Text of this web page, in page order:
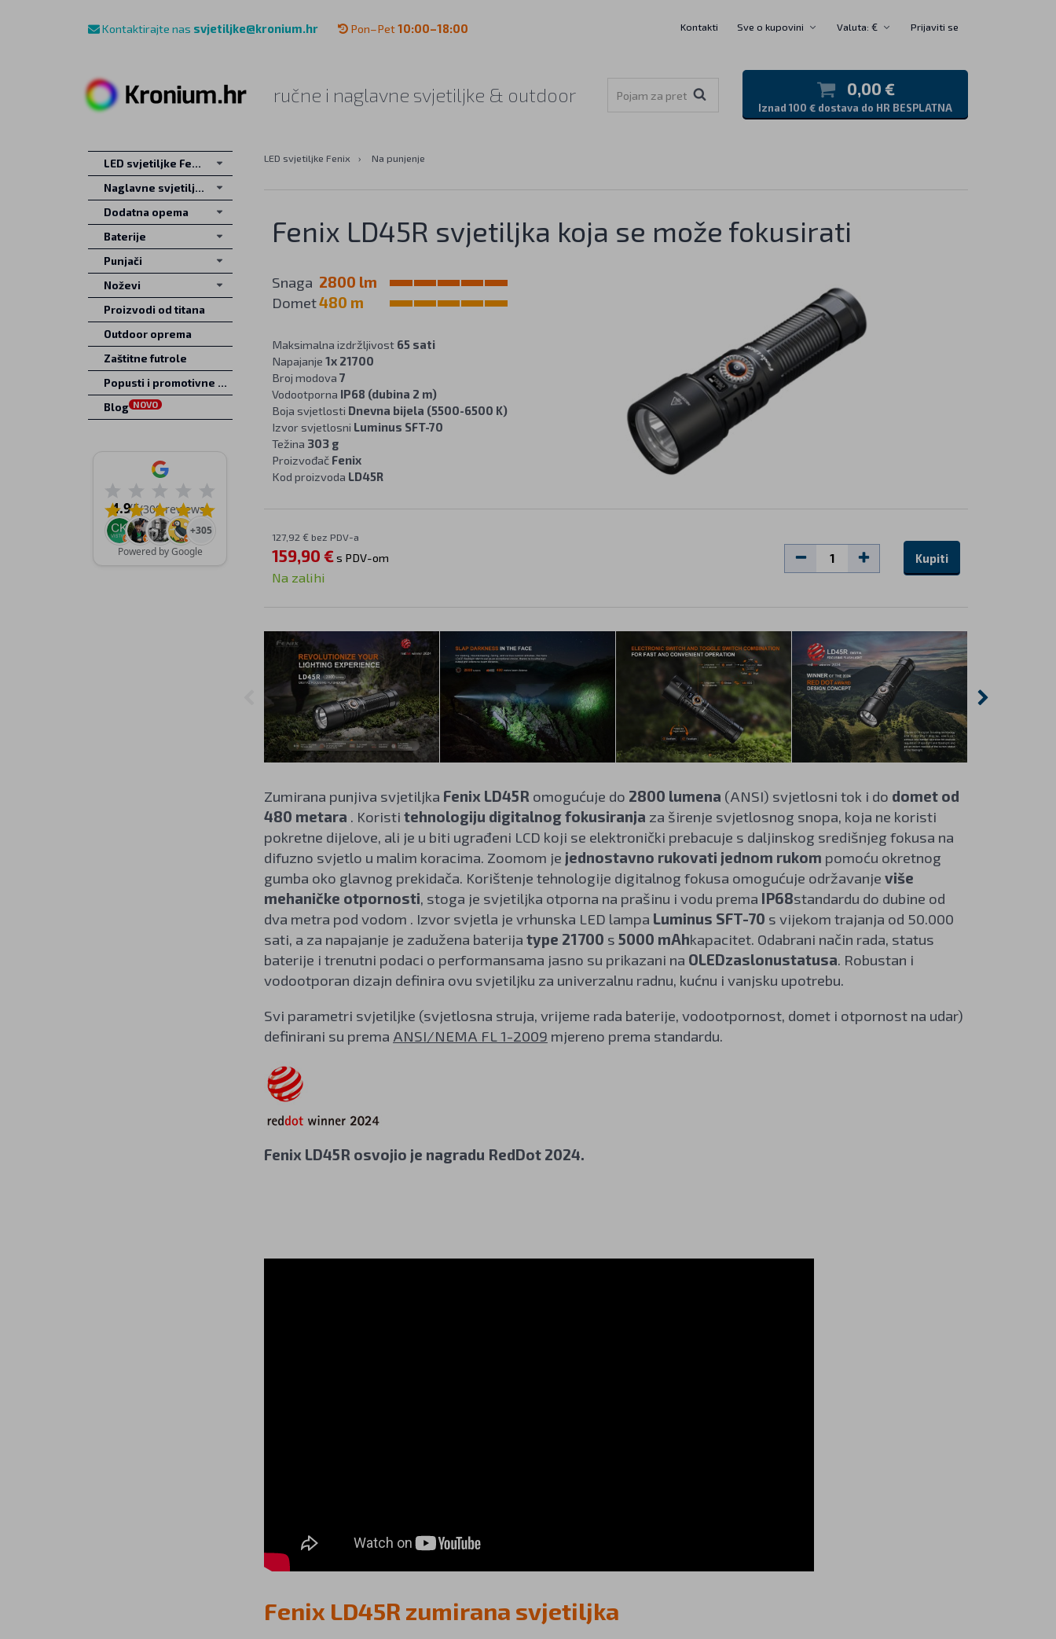
Kontaktirajte nas svjetiljke@kronium.hr Pon–Pet10:00–18:00 Kontakti Sve o kupovini Valuta: € Prijaviti se
ručne i naglavne svjetiljke & outdoor 0,00 €
Iznad 100 € dostava do HR BESPLATNA
LED svjetiljke Fenix › Na punjenje
Fenix LD45R svjetiljka koja se može fokusirati
Snaga 2800 lm
Domet480 m
Maksimalna izdržljivost 65 sati
Napajanje 1x 21700
Broj modova 7
Vodootporna IP68 (dubina 2 m)
Boja svjetlosti Dnevna bijela (5500-6500 K)
Izvor svjetlosni Luminus SFT-70
Težina 303 g
Proizvođač Fenix
Kod proizvoda LD45R
127,92 € bez PDV-a
159,90 €s PDV-om
Na zalihi
Kupiti
Zumirana punjiva svjetiljka Fenix LD45R omogućuje do 2800 lumena (ANSI) svjetlosni tok i do domet od
480 metara . Koristi tehnologiju digitalnog fokusiranja za širenje svjetlosnog snopa, koja ne koristi
pokretne dijelove, ali je u biti ugrađeni LCD koji se elektronički prebacuje s daljinskog središnjeg fokusa na
difuzno svjetlo u malim koracima. Zoomom je jednostavno rukovati jednom rukom pomoću okretnog
gumba oko glavnog prekidača. Korištenje tehnologije digitalnog fokusa omogućuje održavanje više
mehaničke otpornosti, stoga je svjetiljka otporna na prašinu i vodu prema IP68standardu do dubine od
dva metra pod vodom . Izvor svjetla je vrhunska LED lampa Luminus SFT-70 s vijekom trajanja od 50.000
sati, a za napajanje je zadužena baterija type 21700 s 5000 mAhkapacitet. Odabrani način rada, status
baterije i trenutni podaci o performansama jasno su prikazani na OLEDzaslonustatusa. Robustan i
vodootporan dizajn definira ovu svjetiljku za univerzalnu radnu, kućnu i vanjsku upotrebu.
Svi parametri svjetiljke (svjetlosna struja, vrijeme rada baterije, vodootpornost, domet i otpornost na udar)
definirani su prema ANSI/NEMA FL 1-2009 mjereno prema standardu.
Fenix LD45R osvojio je nagradu RedDot 2024.
Fenix LD45R zumirana svjetiljka
LED svjetiljke Fenix
Naglavne svjetiljke
Dodatna opema
Baterije
Punjači
Noževi
Proizvodi od titana
Outdoor oprema
Zaštitne futrole
Popusti i promotivne ponude
Blog NOVO
4.9/5(309 reviews)
+305
Powered by Google